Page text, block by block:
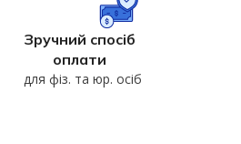
Зручний спосіб
оплати
для фіз. та юр. осіб